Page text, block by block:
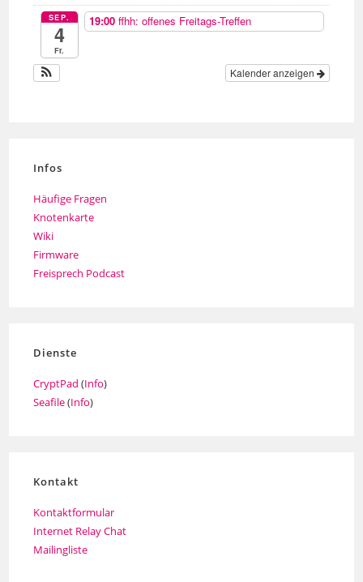
SEP.
4
Fr.
19:00 ffhh: offenes Freitags-Treffen
Kalender anzeigen
Infos
Häufige Fragen
Knotenkarte
Wiki
Firmware
Freisprech Podcast
Dienste
CryptPad (Info)
Seafile(Info)
Kontakt
Kontaktformular
Internet Relay Chat
Mailingliste